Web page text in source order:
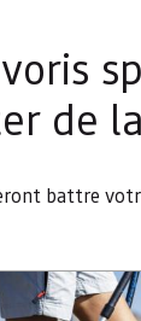
de
battre
Aller